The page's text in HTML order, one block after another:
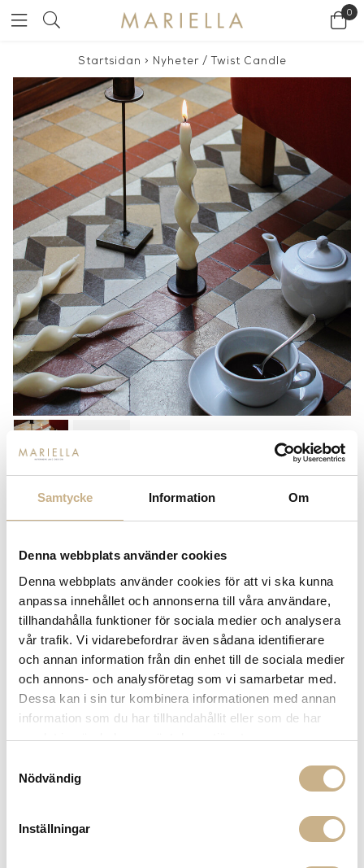
Samtycke Information Om
Denna webbplats använder cookies
Denna webbplats använder cookies för att vi ska kunna
anpassa innehållet och annonserna till våra användare,
tillhandahålla funktioner för sociala medier och analysera
vår trafik. Vi vidarebefordrar även sådana identifierare
och annan information från din enhet till de sociala medier
och annons- och analysföretag som vi samarbetar med.
Dessa kan i sin tur kombinera informationen med annan
information som du har tillhandahållit eller som de har
samlat in när du har använt deras tjänster.
Nödvändig
Inställningar
0
Startsidan > Nyheter/ Twist Candle
TWIST CANDLE
89kr
LÄGG I VARUKORG
Lagerstatus:
14 dagars returrätt på lagervaror.
Läs mer
Leverans inom 3-5 arbetsdagar på lagervaror
10% välkomstrabatt
när du registrerar dig för vårt